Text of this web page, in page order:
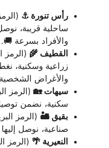
رأس تنورة ⚓
ساحلية قريبة،
والأفراد بسرعة 🚚.
القطيف 🌾
زراعية وسكنية،
والأغراض
سيهات 🏡
سكنية، نضمن
بقيق 🏜️
صناعية، نوصل
النعيرية 🌴